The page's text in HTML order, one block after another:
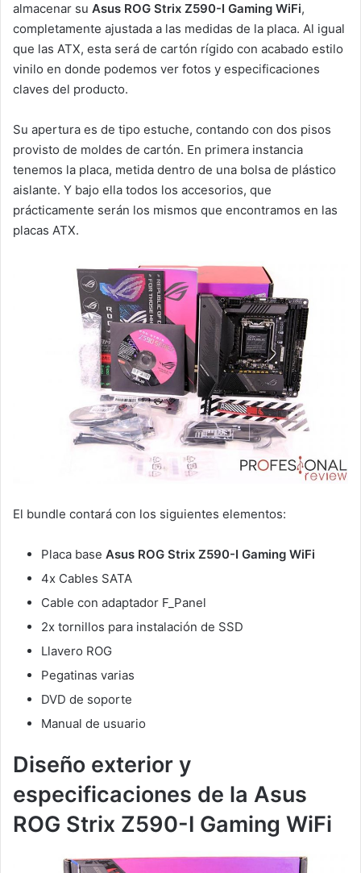
almacenar su Asus ROG Strix Z590-I Gaming WiFi,
completamente ajustada a las medidas de la placa. Al igual
que las ATX, esta será de cartón rígido con acabado estilo
vinilo en donde podemos ver fotos y especificaciones
claves del producto.
Su apertura es de tipo estuche, contando con dos pisos
provisto de moldes de cartón. En primera instancia
tenemos la placa, metida dentro de una bolsa de plástico
aislante. Y bajo ella todos los accesorios, que
prácticamente serán los mismos que encontramos en las
placas ATX.
El bundle contará con los siguientes elementos:
Placa base Asus ROG Strix Z590-I Gaming WiFi
4x Cables SATA
Cable con adaptador F_Panel
2x tornillos para instalación de SSD
Llavero ROG
Pegatinas varias
DVD de soporte
Manual de usuario
Diseño exterior y
especificaciones de la Asus
ROG Strix Z590-I Gaming WiFi